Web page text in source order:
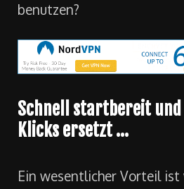
benutzen?
Schnell startbereit
Klicks ersetzt …
Ein wesentlicher Vorteil ist